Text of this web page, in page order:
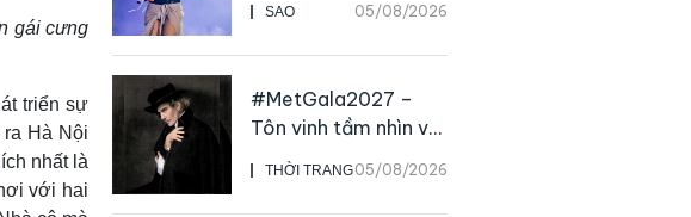
gái cưng
triển sự
Hà Nội
nhất là
với hai
SAO 05/08/2026
live
THỜI TRANG05/08/2026
#MetGala2027 –
Tôn vinh tầm nhìn và
sức ảnh hưởng sâu
rộng của NTK John